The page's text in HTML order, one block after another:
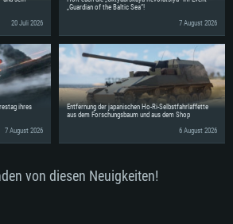
20 Juli 2026
„Guardian of the Baltic Sea“!
7 August 2026
ihres
7 August 2026
Entfernung der japanischen Ho-Ri-Selbstfahrlaffette
aus dem Forschungsbaum und aus dem Shop
6 August 2026
von diesen Neuigkeiten!